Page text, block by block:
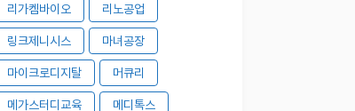
리가켐바이오 리노공업
링크제니시스 마녀공장
마이크로디지탈 머큐리
메가스터디교육 메디톡스